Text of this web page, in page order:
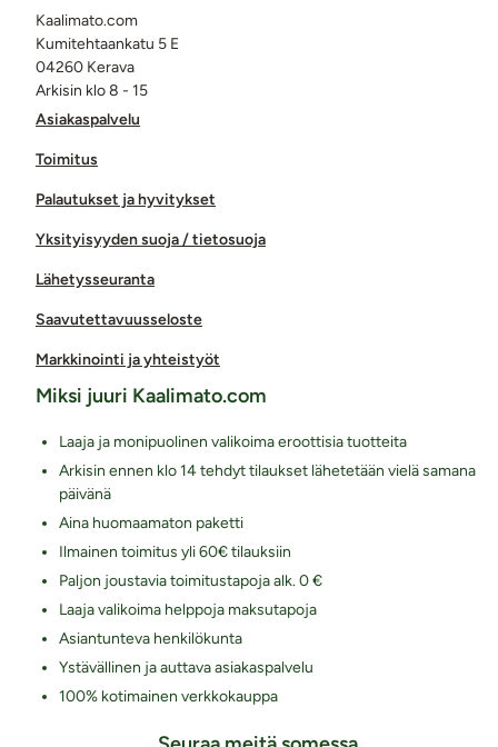
Asiakaspalvelu
Toimitus
Palautukset ja hyvitykset
Yksityisyyden suoja / tietosuoja
Lähetysseuranta
Saavutettavuusseloste
Markkinointi ja yhteistyöt
Kaalimato.com
Kumitehtaankatu 5 E
04260 Kerava
Arkisin klo 8 - 15
Miksi juuri Kaalimato.com
Laaja ja monipuolinen valikoima eroottisia tuotteita
Arkisin ennen klo 14 tehdyt tilaukset lähetetään vielä samana
päivänä
Aina huomaamaton paketti
Ilmainen toimitus yli 60€ tilauksiin
Paljon joustavia toimitustapoja alk. 0 €
Laaja valikoima helppoja maksutapoja
Asiantunteva henkilökunta
Ystävällinen ja auttava asiakaspalvelu
100% kotimainen verkkokauppa